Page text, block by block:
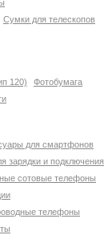
Сумки для телескопов
120)
Фотобумага
для смартфонов
зарядки и подключения
сотовые телефоны
телефоны